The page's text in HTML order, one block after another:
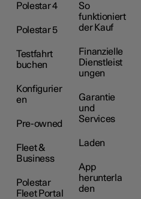
Polestar 4
Polestar 5
Testfahrt
buchen
Konfigurier
en
Pre-owned
Fleet &
Business
Polestar
Fleet Portal
So
funktioniert
der Kauf
Finanzielle
Dienstleist
ungen
Garantie
und
Services
Laden
App
herunterla
den